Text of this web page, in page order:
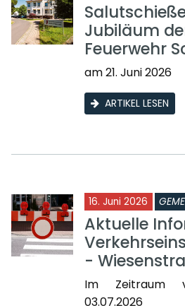
Jubiläum
Feuerwehr
am 21. Juni 2026
ARTIKEL LESEN
16. Juni 2026
Aktuelle
-
Im Zeitraum
03.07.2026